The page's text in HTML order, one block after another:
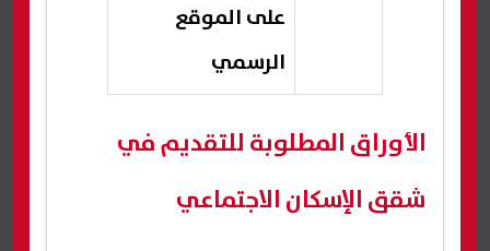
على الموقع
الرسمي
الأوراق المطلوبة للتقديم في
شقق الإسكان الاجتماعي